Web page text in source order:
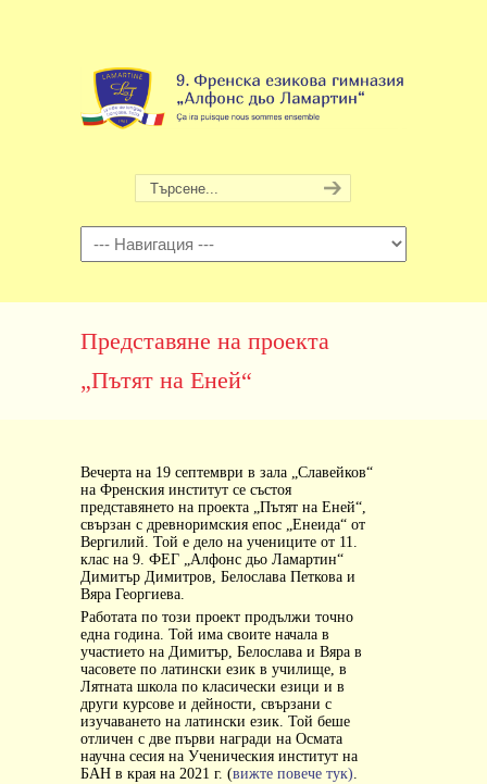
Навигация
Представяне на проекта
„Пътят на Еней“
Вечерта на 19 септември в зала „Славейков“
на Френския институт се състоя
представянето на проекта „Пътят на Еней“,
свързан с древноримския епос „Енеида“ от
Вергилий. Той е дело на учениците от 11.
клас на 9. ФЕГ „Алфонс дьо Ламартин“
Димитър Димитров, Белослава Петкова и
Вяра Георгиева.
Работата по този проект продължи точно
една година. Той има своите начала в
участието на Димитър, Белослава и Вяра в
часовете по латински език в училище, в
Лятната школа по класически езици и в
други курсове и дейности, свързани с
изучаването на латински език. Той беше
отличен с две първи награди на Осмата
научна сесия на Ученическия институт на
БАН в края на 2021 г. (вижте повече тук).